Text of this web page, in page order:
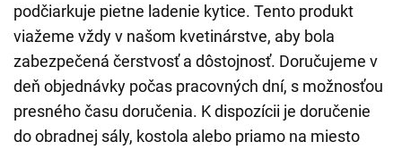
podčiarkuje pietne ladenie kytice. Tento produkt
viažeme vždy v našom kvetinárstve, aby bola
zabezpečená čerstvosť a dôstojnosť. Doručujeme v
deň objednávky počas pracovných dní, s možnosťou
presného času doručenia. K dispozícii je doručenie
do obradnej sály, kostola alebo priamo na miesto